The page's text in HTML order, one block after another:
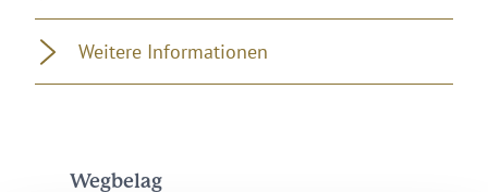
Weitere Informationen
Wegbelag